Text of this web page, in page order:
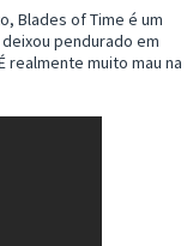
Blades of Time é um
pendurado em
realmente muito mau na